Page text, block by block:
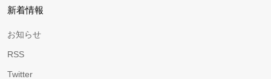
新着情報
お知らせ
RSS
Twitter